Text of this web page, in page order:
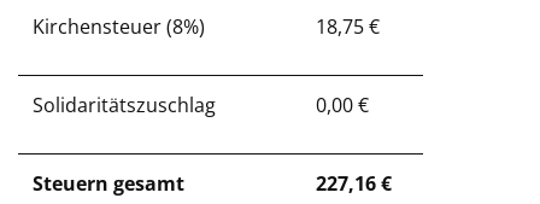
Kirchensteuer (8%) 18,75 €
Solidaritätszuschlag 0,00 €
Steuern gesamt 227,16 €